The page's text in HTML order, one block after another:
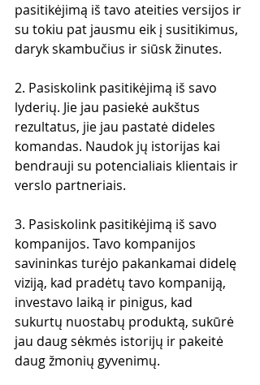
pasitikėjimą iš tavo ateities versijos ir
su tokiu pat jausmu eik į susitikimus,
daryk skambučius ir siūsk žinutes.
2. Pasiskolink pasitikėjimą iš savo
lyderių. Jie jau pasiekė aukštus
rezultatus, jie jau pastatė dideles
komandas. Naudok jų istorijas kai
bendrauji su potencialiais klientais ir
verslo partneriais.
3. Pasiskolink pasitikėjimą iš savo
kompanijos. Tavo kompanijos
savininkas turėjo pakankamai didelę
viziją, kad pradėtų tavo kompaniją,
investavo laiką ir pinigus, kad
sukurtų nuostabų produktą, sukūrė
jau daug sėkmės istorijų ir pakeitė
daug žmonių gyvenimų.